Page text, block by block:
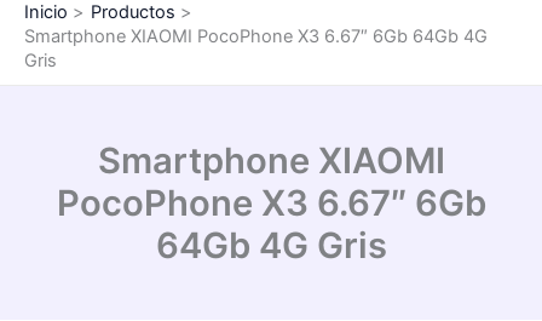
Inicio
Productos
Smartphone XIAOMI PocoPhone X3 6.67″ 6Gb 64Gb 4G
Gris
Smartphone XIAOMI
PocoPhone X3 6.67″ 6Gb
64Gb 4G Gris